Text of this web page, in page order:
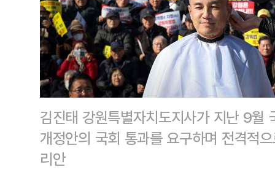
김진태 강원특별자치도지사가 지난 9월
개정안의 국회 통과를 요구하며 전격적
리안